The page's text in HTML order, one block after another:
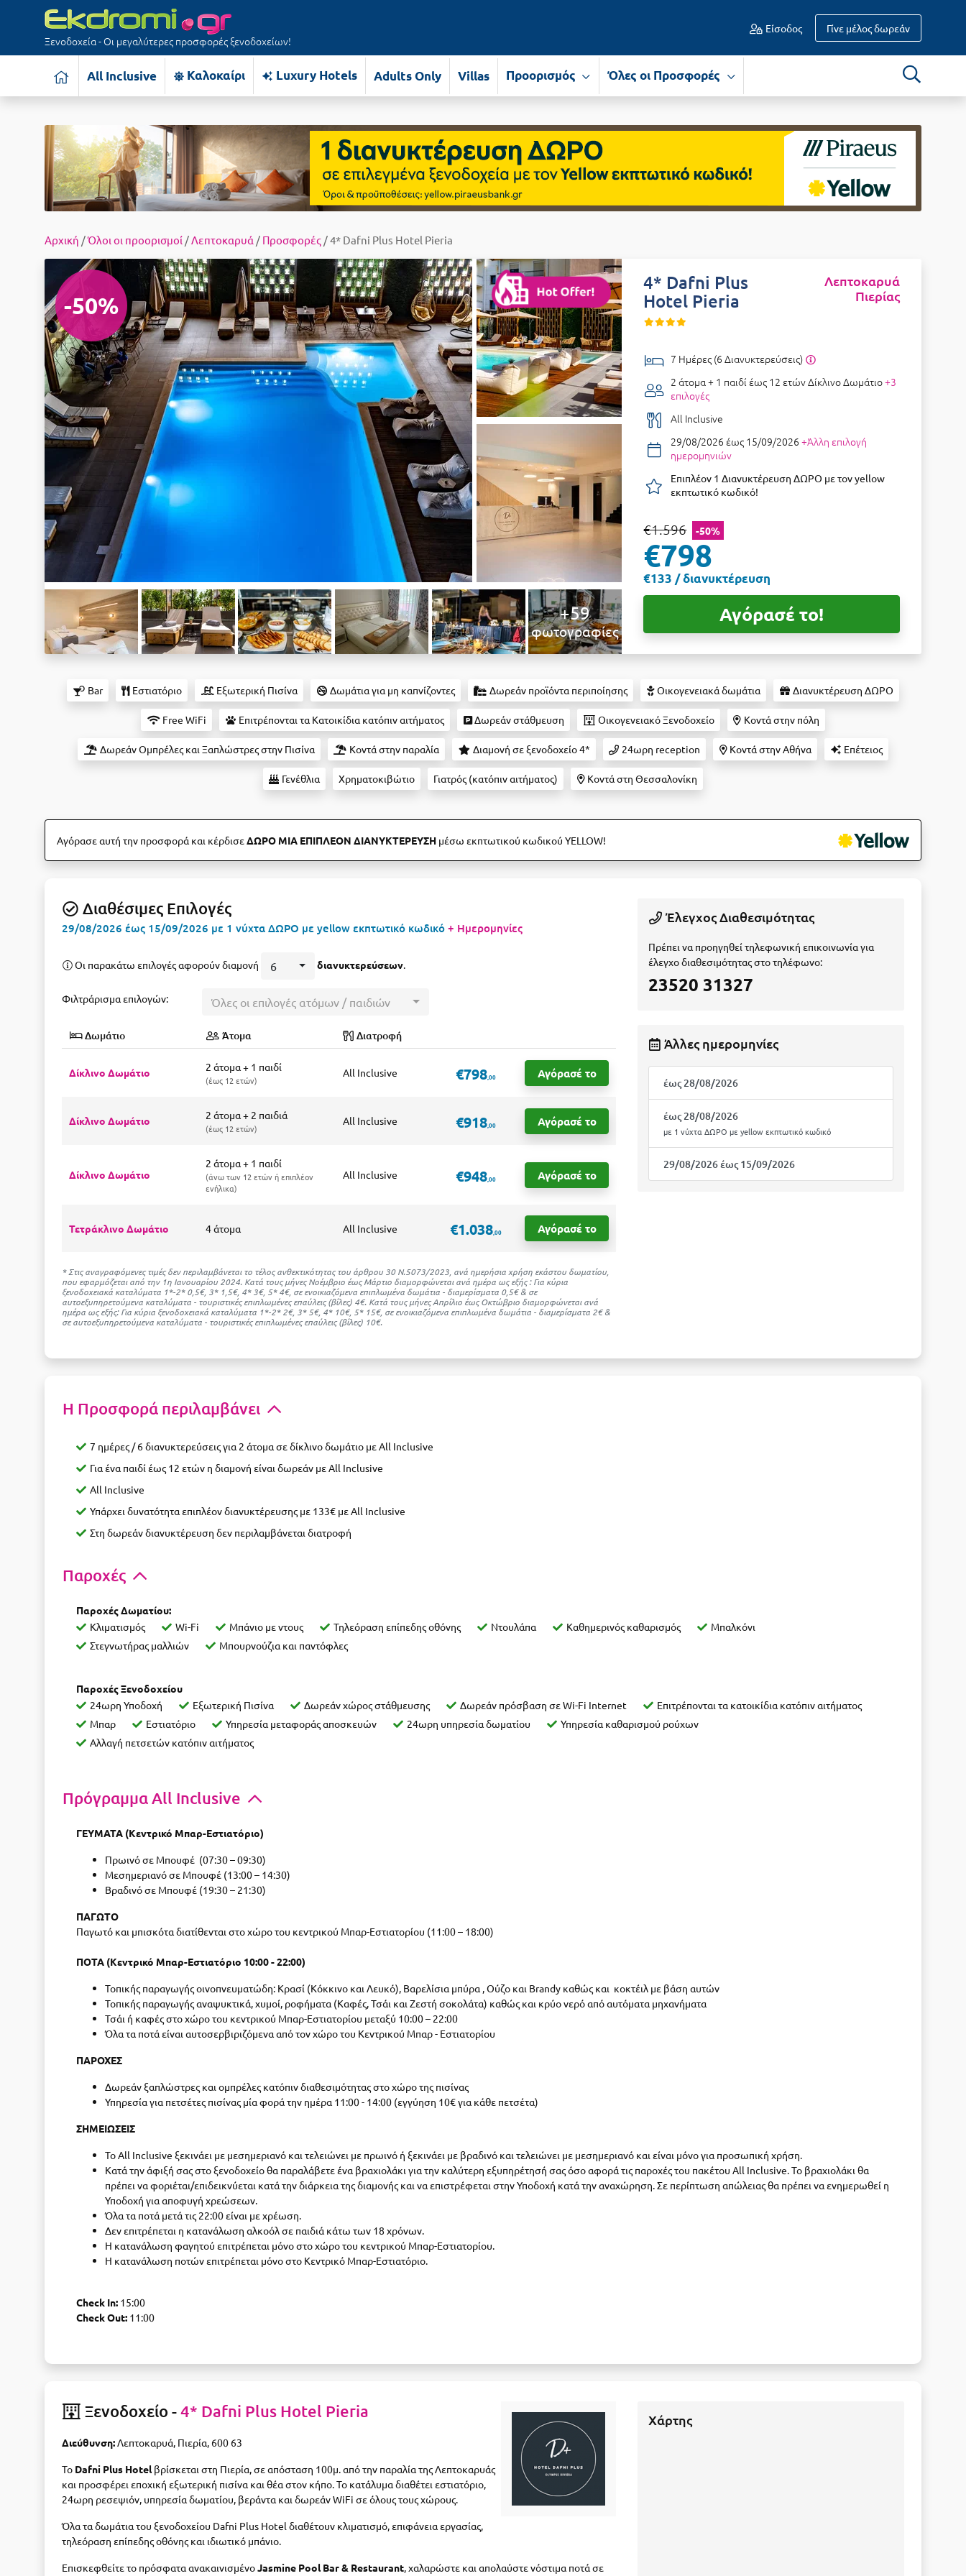
Ξενοδοχεία - Οι μεγαλύτερες προσφορές ξενοδοχείων!
Είσοδος Γίνε μέλος δωρεάν
All Inclusive Καλοκαίρι Luxury Hotels Adults Only Villas Προορισμός Όλες οι Προσφορές
Αρχική /Όλοι οι προορισμοί /Λεπτοκαρυά / Προσφορές / 4* Dafni Plus Hotel Pieria
-50%
+59
φωτογραφίες
4* Dafni Plus
Hotel Pieria
Λεπτοκαρυά
Πιερίας
7 Ημέρες (6 Διανυκτερεύσεις)
2 άτομα + 1 παιδί έως 12 ετώνΔίκλινο Δωμάτιο+3
επιλογές
All Inclusive
29/08/2026 έως 15/09/2026+Άλλη επιλογή
ημερομηνιών
Επιπλέον 1 Διανυκτέρευση ΔΩΡΟ με τον yellow
εκπτωτικό κωδικό!
€1.596 -50%
€798
€133 / διανυκτέρευση
Αγόρασέ το!
Bar Εστιατόριο Εξωτερική Πισίνα Δωμάτια για μη καπνίζοντες Δωρεάν προϊόντα περιποίησης Οικογενειακά δωμάτια Διανυκτέρευση ΔΩΡΟ
Free WiFi Επιτρέπονται τα Κατοικίδια κατόπιν αιτήματος Δωρεάν στάθμευση Οικογενειακό Ξενοδοχείο Κοντά στην πόλη
Δωρεάν Ομπρέλες και Ξαπλώστρες στην Πισίνα Κοντά στην παραλία Διαμονή σε ξενοδοχείο 4* 24ωρη reception Κοντά στην Αθήνα Επέτειος
Γενέθλια Χρηματοκιβώτιο Γιατρός (κατόπιν αιτήματος) Κοντά στη Θεσσαλονίκη
Αγόρασε αυτή την προσφορά και κέρδισεΔΩΡΟ ΜΙΑ ΕΠΙΠΛΕΟΝ ΔΙΑΝΥΚΤΕΡΕΥΣΗ μέσω εκπτωτικού κωδικού YELLOW!
Διαθέσιμες Επιλογές
29/08/2026 έως 15/09/2026 με 1 νύχτα ΔΩΡΟ με yellow εκπτωτικό κωδικό + Ημερομηνίες
Οι παρακάτω επιλογές αφορούν διαμονή 6 διανυκτερεύσεων.
Φιλτράρισμα επιλογών: Όλες οι επιλογές ατόμων / παιδιών
Δωμάτιο Άτομα Διατροφή
Δίκλινο Δωμάτιο 2 άτομα + 1 παιδί
έως 12 ετών
All Inclusive €798,00 Αγόρασέ το
Δίκλινο Δωμάτιο 2 άτομα + 2 παιδιά
έως 12 ετών
All Inclusive €918,00 Αγόρασέ το
Δίκλινο Δωμάτιο
2 άτομα + 1 παιδί
άνω των 12 ετών ή επιπλέον
ενήλικα
All Inclusive €948,00 Αγόρασέ το
Τετράκλινο Δωμάτιο 4 άτομα All Inclusive €1.038,00 Αγόρασέ το
* Στις αναγραφόμενες τιμές δεν περιλαμβάνεται το τέλος ανθεκτικότητας του άρθρου 30 Ν.5073/2023, ανά ημερήσια χρήση εκάστου δωματίου,
που εφαρμόζεται από την 1η Ιανουαρίου 2024. Κατά τους μήνες Νοέμβριο έως Μάρτιο διαμορφώνεται ανά ημέρα ως εξής : Για κύρια
ξενοδοχειακά καταλύματα 1*-2* 0,5€, 3* 1,5€, 4* 3€, 5* 4€, σε ενοικιαζόμενα επιπλωμένα δωμάτια - διαμερίσματα 0,5€ & σε
αυτοεξυπηρετούμενα καταλύματα - τουριστικές επιπλωμένες επαύλεις (βίλες) 4€. Kατά τους μήνες Απρίλιο έως Οκτώβριο διαμορφώνεται ανά
ημέρα ως εξής: Για κύρια ξενοδοχειακά καταλύματα 1*-2* 2€, 3* 5€, 4* 10€, 5* 15€, σε ενοικιαζόμενα επιπλωμένα δωμάτια - διαμερίσματα 2€ &
σε αυτοεξυπηρετούμενα καταλύματα - τουριστικές επιπλωμένες επαύλεις (βίλες) 10€.
Έλεγχος Διαθεσιμότητας
Πρέπει να προηγηθεί τηλεφωνική επικοινωνία για
έλεγχο διαθεσιμότητας στο τηλέφωνο:
23520 31327
Άλλες ημερομηνίες
έως 28/08/2026
έως 28/08/2026
με 1 νύχτα ΔΩΡΟ με yellow εκπτωτικό κωδικό
29/08/2026 έως 15/09/2026
Η Προσφορά περιλαμβάνει
7 ημέρες / 6 διανυκτερεύσεις για 2 άτομα σε δίκλινο δωμάτιο με All Inclusive
Για ένα παιδί έως 12 ετών η διαμονή είναι δωρεάν με All Inclusive
All Inclusive
Υπάρχει δυνατότητα επιπλέον διανυκτέρευσης με 133€ με All Inclusive
Στη δωρεάν διανυκτέρευση δεν περιλαμβάνεται διατροφή
Παροχές
Παροχές Δωματίου:
Κλιματισμός
Wi-Fi Μπάνιο με ντους Τηλεόραση επίπεδης οθόνης Ντουλάπα Καθημερινός καθαρισμός
Μπαλκόνι
Στεγνωτήρας μαλλιών
Μπουρνούζια και παντόφλες
Παροχές Ξενοδοχείου
24ωρη Υποδοχή
Εξωτερική Πισίνα Δωρεάν χώρος στάθμευσης Δωρεάν πρόσβαση σε Wi-Fi Internet
Επιτρέπονται τα κατοικίδια κατόπιν αιτήματος
Μπαρ
Εστιατόριο Υπηρεσία μεταφοράς αποσκευών 24ωρη υπηρεσία δωματίου
Υπηρεσία καθαρισμού ρούχων
Αλλαγή πετσετών κατόπιν αιτήματος
Πρόγραμμα All Inclusive
ΓΕΥΜΑΤΑ (Κεντρικό Μπαρ-Εστιατόριο)
Πρωινό σε Μπουφέ (07:30 – 09:30)
Μεσημεριανό σε Μπουφέ (13:00 – 14:30)
Βραδινό σε Μπουφέ (19:30 – 21:30)
ΠΑΓΩΤΟ
Παγωτό και μπισκότα διατίθενται στο χώρο τoυ κεντρικού Μπαρ-Εστιατορίου (11:00 – 18:00)
ΠΟΤΑ (Κεντρικό Μπαρ-Εστιατόριο 10:00 - 22:00)
Τοπικής παραγωγής οινοπνευματώδη: Κρασί (Κόκκινο και Λευκό), Βαρελίσια μπύρα , Ούζο και Brandy καθώς και κοκτέιλ με βάση αυτών
Τοπικής παραγωγής αναψυκτικά, χυμοί, ροφήματα (Καφές, Τσάι και Ζεστή σοκολάτα) καθώς και κρύο νερό από αυτόματα μηχανήματα
Τσάι ή καφές στο χώρο του κεντρικού Μπαρ-Εστιατορίου μεταξύ 10:00 – 22:00
Όλα τα ποτά είναι αυτοσερβιριζόμενα από τον χώρο του Κεντρικού Μπαρ - Εστιατορίου
ΠΑΡΟΧΕΣ
Δωρεάν ξαπλώστρες και ομπρέλες κατόπιν διαθεσιμότητας στο χώρο της πισίνας
Υπηρεσία για πετσέτες πισίνας μία φορά την ημέρα 11:00 - 14:00 (εγγύηση 10€ για κάθε πετσέτα)
ΣΗΜΕΙΩΣΕΙΣ
Το All Inclusive ξεκινάει με μεσημεριανό και τελειώνει με πρωινό ή ξεκινάει με βραδινό και τελειώνει με μεσημεριανό και είναι μόνο για προσωπική χρήση.
Κατά την άφιξή σας στο ξενοδοχείο θα παραλάβετε ένα βραχιολάκι για την καλύτερη εξυπηρέτησή σας όσο αφορά τις παροχές του πακέτου All Inclusive. Το βραχιολάκι θα
πρέπει να φοριέται/επιδεικνύεται κατά την διάρκεια της διαμονής και να επιστρέφεται στην Υποδοχή κατά την αναχώρηση. Σε περίπτωση απώλειας θα πρέπει να ενημερωθεί η
Υποδοχή για αποφυγή χρεώσεων.
Όλα τα ποτά μετά τις 22:00 είναι με χρέωση.
Δεν επιτρέπεται η κατανάλωση αλκοόλ σε παιδιά κάτω των 18 χρόνων.
Η κατανάλωση φαγητού επιτρέπεται μόνο στο χώρο του κεντρικού Μπαρ-Εστιατορίου.
H κατανάλωση ποτών επιτρέπεται μόνο στο Κεντρικό Μπαρ-Εστιατόριο.
Check In: 15:00
Check Out: 11:00
Ξενοδοχείο -4* Dafni Plus Hotel Pieria
Διεύθυνση:Λεπτοκαρυά, Πιερία, 600 63
Το Dafni Plus Hotelβρίσκεται στη Πιερία, σε απόσταση 100μ. από την παραλία της Λεπτοκαρυάς
και προσφέρει εποχική εξωτερική πισίνα και θέα στον κήπο. Το κατάλυμα διαθέτει εστιατόριο,
24ωρη ρεσεψιόν, υπηρεσία δωματίου, βεράντα και δωρεάν WiFi σε όλους τους χώρους.
Όλα τα δωμάτια του ξενοδοχείου Dafni Plus Hotel διαθέτουν κλιματισμό, επιφάνεια εργασίας,
τηλεόραση επίπεδης οθόνης και ιδιωτικό μπάνιο.
Επισκεφθείτε το πρόσφατα ανακαινισμένοJasmine Pool Bar & Restaurant, χαλαρώστε και απολαύστε νόστιμα ποτά σε
Χάρτης